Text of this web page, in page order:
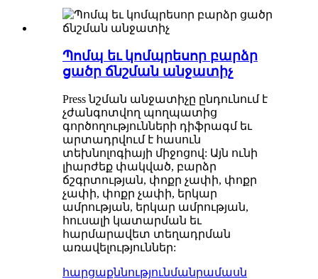
Պոմպ եւ կոմպրեսոր բարձր
ցածր ճնշման անջատիչ
Press նշման անջատիչը ընդունում է
չժանգոտվող պողպատից
գործողությունների դիֆրագմ եւ
արտադրվում է հասուն
տեխնոլոգիայի միջոցով: Այն ունի
լիարժեք փակված, բարձր
ճշգրտության, փոքր չափի, փոքր
չափի, փոքր չափի, երկար
ամրության, երկար ամրության,
հուսալի կատարման եւ
հարմարավետ տեղադրման
առավելություններ:
հարցաքննությունմանրամասն